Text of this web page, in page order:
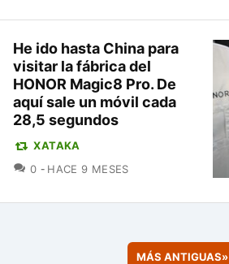
He ido hasta China para
visitar la fábrica del
HONOR Magic8 Pro. De
aquí sale un móvil cada
28,5 segundos
XATAKA
0 COMENTARIOS
HACE 9 MESES
MÁS ANTIGUAS»